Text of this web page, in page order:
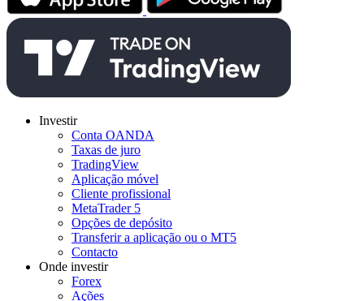
Investir
Conta OANDA
Taxas de juro
TradingView
Aplicação móvel
Cliente profissional
MetaTrader 5
Opções de depósito
Transferir a aplicação ou o MT5
Contacto
Onde investir
Forex
Ações